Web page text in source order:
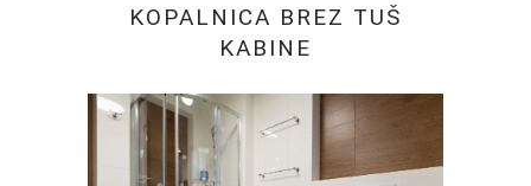
KOPALNICA BREZ TUŠ
KABINE